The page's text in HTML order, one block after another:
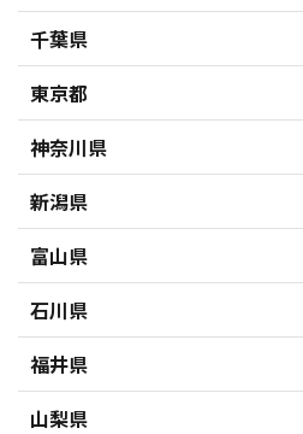
千葉県
東京都
神奈川県
新潟県
富山県
石川県
福井県
山梨県